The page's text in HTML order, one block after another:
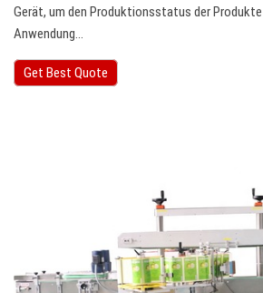
Gerät, um den Produktionsstatus der Produkte
Anwendung…
Get Best Quote